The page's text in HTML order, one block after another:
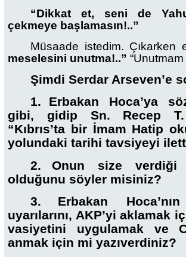
“Dikkat et, seni de
çekmeye başlamasın!..”
Müsaade istedim. Çıkarken
meselesini unutma!..”
Şimdi Serdar Arseven’e
1.
Erbakan Hoca’ya
gibi, gidip Sn. Recep T.
“Kıbrıs’ta bir İmam Hatip
yolundaki tarihi tavsiyeyi
2.
Onun size verdiği
olduğunu söyler misiniz?
3.
Erbakan Hoca’nın
uyarılarını, AKP’yi aklamak
vasiyetini uygulamak ve
anmak için mi yazıverdiniz?